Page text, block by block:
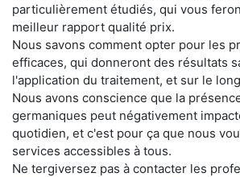
particulièrement étudiés, qui vous
meilleur rapport qualité prix.
Nous savons comment opter pour les
efficaces, qui donneront des résultats
l'application du traitement, et sur le
Nous avons conscience que la
germaniques peut négativement
quotidien, et c'est pour ça que nous
services accessibles à tous.
Ne tergiversez pas à contacter les